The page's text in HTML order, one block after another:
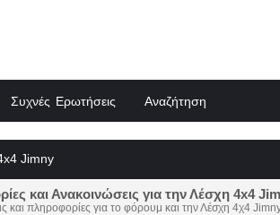
Συχνές Ερωτήσεις Αναζήτηση
Jimny
και Ανακοινώσεις για την Λέσχη 4x4
και πληροφορίες για το φόρουμ και την Λέσχη 4χ4